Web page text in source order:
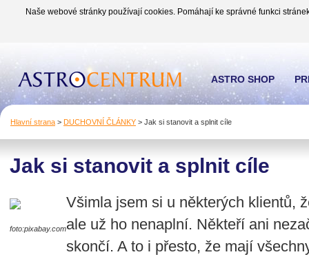
Naše webové stránky používají cookies. Pomáhají ke správné funkci
Hlavní strana > DUCHOVNÍ ČLÁNKY > Jak si stanovit a splnit cíle
Jak si stanovit a splnit cíle
foto:pixabay.com
Všimla jsem si u některých klientů,
ale už ho nenaplní. Někteří ani
skončí. A to i přesto, že mají
ASTRO SHOP